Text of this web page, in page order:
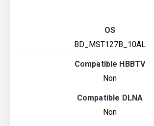
OS
BD_MST127B_10AL
Compatible HBBTV
Non
Compatible DLNA
Non